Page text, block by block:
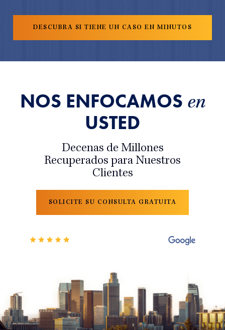
NOS ENFOCAMOS en
USTED
Decenas de Millones
Recuperados para Nuestros
Clientes
SOLICITE SU CONSULTA GRATUITA